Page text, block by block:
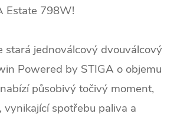
Estate 798W!
stará jednoválcový dvouválcový
Powered by STIGA o objemu
působivý točivý moment,
vynikající spotřebu paliva a